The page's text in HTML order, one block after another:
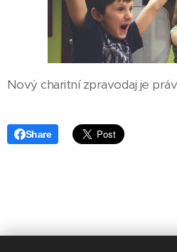
Nový charitní zpravodaj je
Share